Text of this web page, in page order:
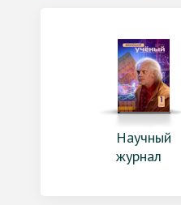
Научный
журнал